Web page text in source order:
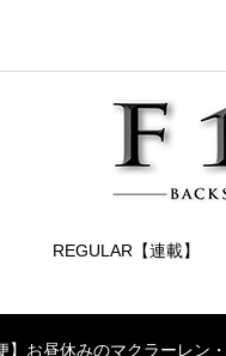
REGULAR【連載】
】お昼休みのマクラーレン